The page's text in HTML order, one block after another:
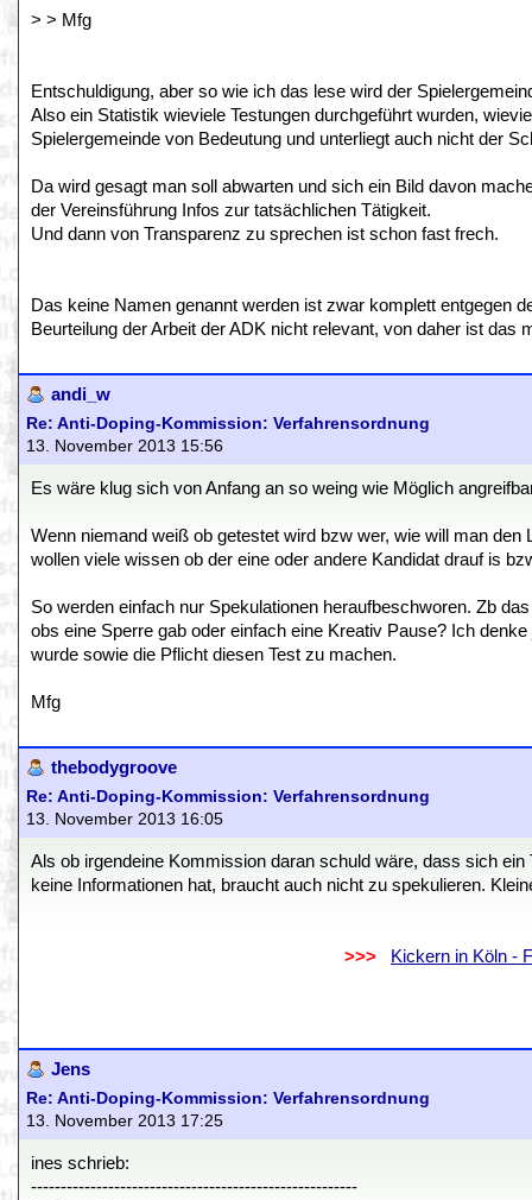
> > Mfg
Entschuldigung, aber so wie ich das lese wird der
Also ein Statistik wieviele Testungen durchgeführt wurden,
Spielergemeinde von Bedeutung und unterliegt auch nicht der
Da wird gesagt man soll abwarten und sich ein Bild davon
der Vereinsführung Infos zur tatsächlichen Tätigkeit.
Und dann von Transparenz zu sprechen ist schon fast frech.
Das keine Namen genannt werden ist zwar komplett entgegen
Beurteilung der Arbeit der ADK nicht relevant, von daher ist das
andi_w
Re: Anti-Doping-Kommission: Verfahrensordnung
13. November 2013 15:56
Es wäre klug sich von Anfang an so weing wie Möglich
Wenn niemand weiß ob getestet wird bzw wer, wie will man
wollen viele wissen ob der eine oder andere Kandidat drauf is
So werden einfach nur Spekulationen heraufbeschworen. Zb
obs eine Sperre gab oder einfach eine Kreativ Pause? Ich
wurde sowie die Pflicht diesen Test zu machen.
Mfg
thebodygroove
Re: Anti-Doping-Kommission: Verfahrensordnung
13. November 2013 16:05
Als ob irgendeine Kommission daran schuld wäre, dass sich
keine Informationen hat, braucht auch nicht zu spekulieren.
>>>
Kickern in Köln -
Jens
Re: Anti-Doping-Kommission: Verfahrensordnung
13. November 2013 17:25
ines schrieb:
-------------------------------------------------------